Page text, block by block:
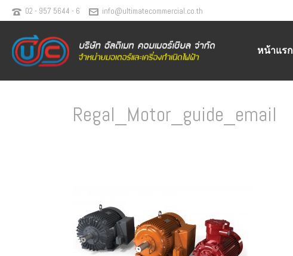
02 - 957 5644 - 6 info@ultimatecommercial.co.th
หน้าแรก
Regal_Motor_guide_email